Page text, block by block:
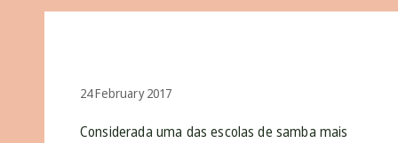
24 February 2017
Considerada uma das escolas de samba mais